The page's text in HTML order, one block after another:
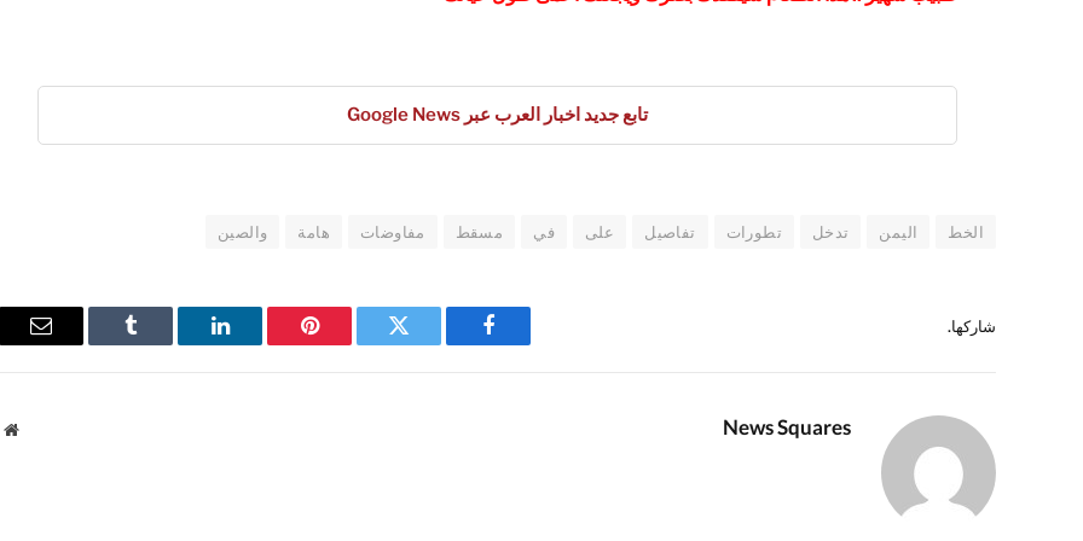
تابع جديد اخبار العرب عبر Google News
الخط اليمن تدخل تطورات تفاصيل على في مسقط مفاوضات هامة والصين
شاركها.
فيسبوك تويتر بينتيريستلينكدإن Tumblr
البريد
News Squares